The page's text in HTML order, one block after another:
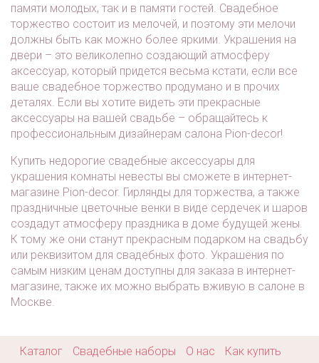
памяти молодых, так и в памяти гостей. Свадебное
торжество состоит из мелочей, и поэтому эти мелочи
должны быть как можно более яркими. Украшения на
двери – это великолепно создающий атмосферу
аксессуар, который придется весьма кстати, если все
ваше свадебное торжество продумано и в прочих
деталях. Если вы хотите видеть эти прекрасные
аксессуары на вашей свадьбе – обращайтесь к
профессиональным дизайнерам салона Pion-decor!
Купить недорогие свадебные аксессуары для
украшения комнаты невесты вы сможете в интернет-
магазине Pion-decor. Гирлянды для торжества, а также
праздничные цветочные венки в виде сердечек и шаров
создадут атмосферу праздника в доме будущей жены.
К тому же они станут прекрасным подарком на свадьбу
или реквизитом для свадебных фото. Украшения по
самым низким ценам доступны для заказа в интернет-
магазине, также их можно выбрать вживую в салоне в
Москве.
Каталог Свадебные наборы О нас Как купить